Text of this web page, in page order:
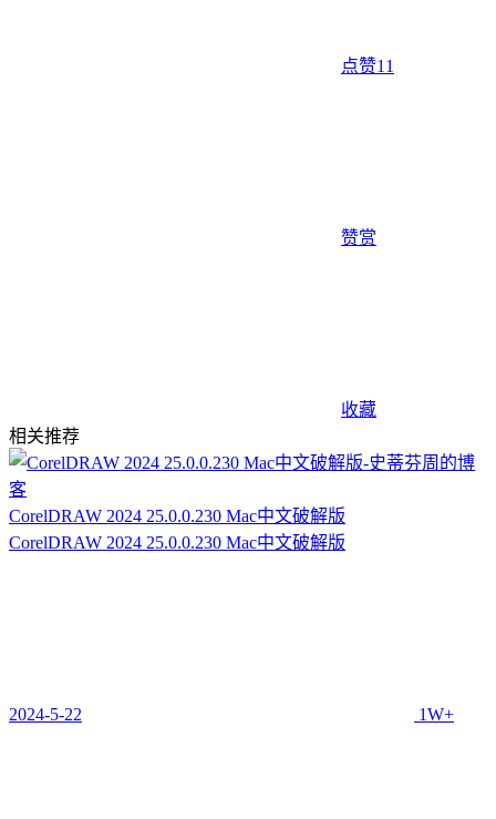
点赞11
赞赏
收藏
相关推荐
CorelDRAW 2024 25.0.0.230 Mac中文破解版
CorelDRAW 2024 25.0.0.230 Mac中文破解版
2024-5-22 1W+